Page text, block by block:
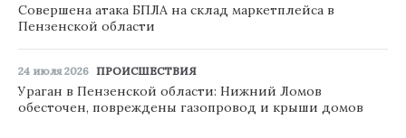
Совершена атака БПЛА на склад маркетплейса в
Пензенской области
24 июля 2026 ПРОИСШЕСТВИЯ
Ураган в Пензенской области: Нижний Ломов
обесточен, повреждены газопровод и крыши домов